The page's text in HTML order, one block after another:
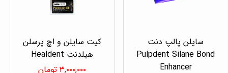
سایلن پالپ دنت
Pulpdent Silane Bond
Enhancer
کیت سایلن و اچ پرسلن
هیلدنت Healdent
۳,۰۰۰,۰۰۰ تومان